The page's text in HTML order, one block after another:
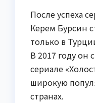
После успеха
Керем Бурсин
только в
В 2017 году он
сериале
широкую
странах.